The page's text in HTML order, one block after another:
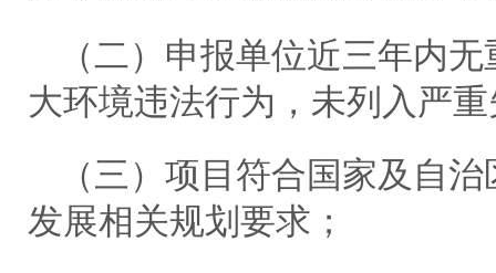
（二）申报单位近三年内
大环境违法行为，未列入严
（三）项目符合国家及自
发展相关规划要求；